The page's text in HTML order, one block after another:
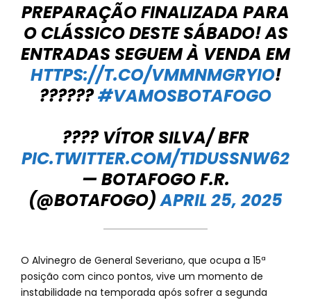
PREPARAÇÃO FINALIZADA PARA
O CLÁSSICO DESTE SÁBADO! AS
ENTRADAS SEGUEM À VENDA EM
HTTPS://T.CO/VMMNMGRYIO!
??????#VAMOSBOTAFOGO
???? VÍTOR SILVA/ BFR
PIC.TWITTER.COM/T1DUSSNW62
— BOTAFOGO F.R.
(@BOTAFOGO)APRIL 25, 2025
O Alvinegro de General Severiano, que ocupa a 15ª
posição com cinco pontos, vive um momento de
instabilidade na temporada após sofrer a segunda